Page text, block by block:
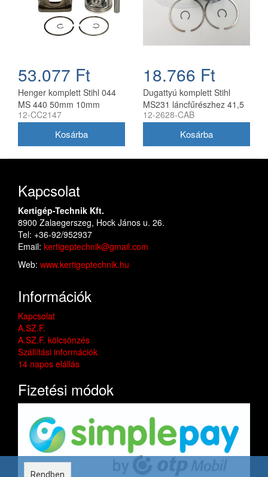
53.077 Ft
Henger komplett Stihl 044
MS 440 50mm 10mm
csapszeggel utángyártott
12-CC2147
18.766 Ft
Dugattyú komplett Stihl
MS231 láncfűrészhez 41,5
mm utángyártott
12-2628-CAB
Kapcsolat
Kertigép-Technik Kft.
8900 Zalaegerszeg, Hock János u. 26.
Tel: +36-92/952937
Email: kertigeptechnik@gmail.com
Web: www.kertigeptechnik.hu
Információk
Kapcsolat
A.SZ.F.
A.SZ.F. kölcsönzés
Szállítási információk
14 napos elállás
Fizetési módok
Rendben